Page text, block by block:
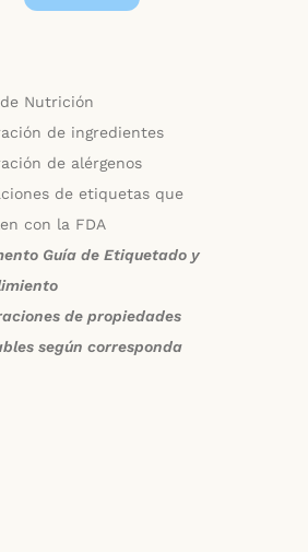
Nutrición
de ingredientes
de alérgenos
de etiquetas que
con la FDA
Guía de Etiquetado y
de propiedades
según corresponda